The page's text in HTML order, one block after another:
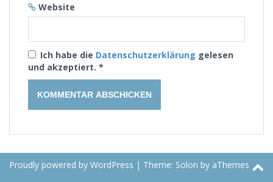
Website
Ich habe die Datenschutzerklärung gelesen
und akzeptiert. *
Proudly powered by WordPress | Theme: Solon by aThemes